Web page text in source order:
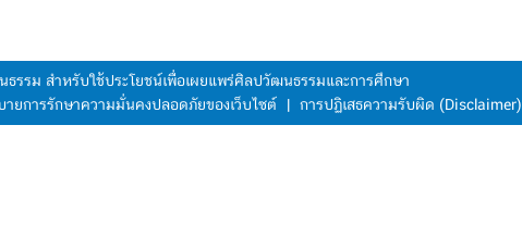
รรม สำหรับใช้ประโยชน์เพื่อเผยแพร่ศิลปวัฒนธรรมและการศึกษา
ายการรักษาความมั่นคงปลอดภัยของเว็บไซต์ | การปฏิเสธความรับผิด (Disclaimer)